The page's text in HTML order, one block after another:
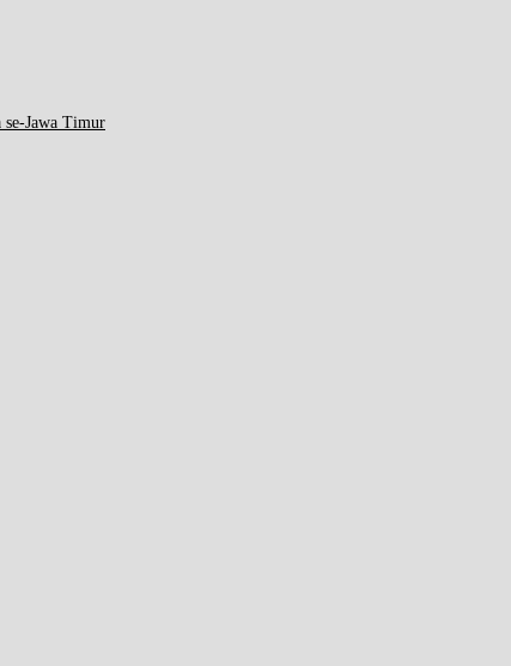
Jawa Timur